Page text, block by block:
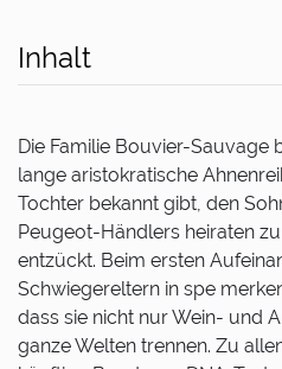
Inhalt
Die Familie Bouvier-Sauvage
lange aristokratische
Tochter bekannt gibt, den
Peugeot-Händlers heiraten
entzückt. Beim ersten
Schwiegereltern in spe
dass sie nicht nur Wein- und
ganze Welten trennen. Zu